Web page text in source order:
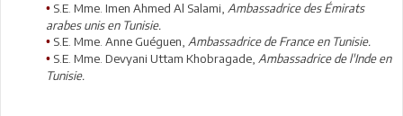
• S.E. Mme. Imen Ahmed Al Salami, Ambassadrice des Émirats
arabes unis en Tunisie.
• S.E. Mme. Anne Guéguen, Ambassadrice de France en Tunisie.
• S.E. Mme. Devyani Uttam Khobragade, Ambassadrice de l'Inde en
Tunisie.